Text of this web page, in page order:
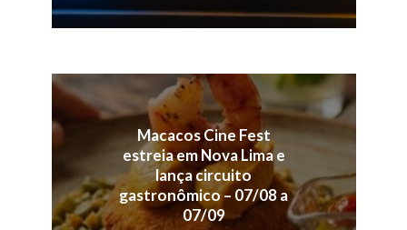
Macacos Cine Fest
estreia em Nova Lima e
lança circuito
gastronômico – 07/08 a
07/09